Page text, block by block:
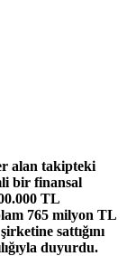
alan takipteki
bir finansal
TL
765 milyon TL
sattığını
duyurdu.